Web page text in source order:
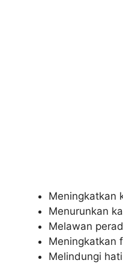
Meningkatkan
Menurunkan
Melawan
Meningkatkan
Melindungi hati